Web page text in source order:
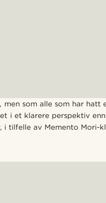
men som alle som har
i et klarere perspektiv
tilfelle av Memento Mori-